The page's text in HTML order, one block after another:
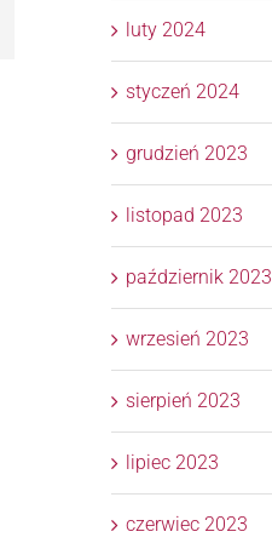
luty 2024
styczeń 2024
grudzień 2023
listopad 2023
październik 2023
wrzesień 2023
sierpień 2023
lipiec 2023
czerwiec 2023